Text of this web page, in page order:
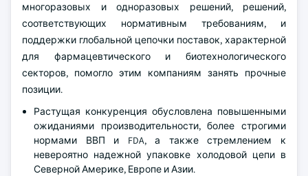
многоразовых и одноразовых решений, решений,
соответствующих нормативным требованиям, и
поддержки глобальной цепочки поставок, характерной
для фармацевтического и биотехнологического
секторов, помогло этим компаниям занять прочные
позиции.
Растущая конкуренция обусловлена повышенными
ожиданиями производительности, более строгими
нормами ВВП и FDA, а также стремлением к
невероятно надежной упаковке холодовой цепи в
Северной Америке, Европе и Азии.